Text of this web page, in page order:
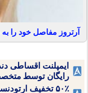
آرتروز مفاصل خود را
ایمپلنت اقساطی
رایگان توسط
۵۰٪ تخفیف